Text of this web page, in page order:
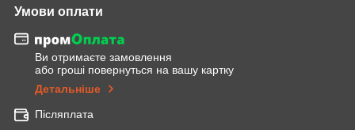
Умови оплати
Ви отримаєте замовлення
або гроші повернуться на вашу картку
Детальніше
Післяплата